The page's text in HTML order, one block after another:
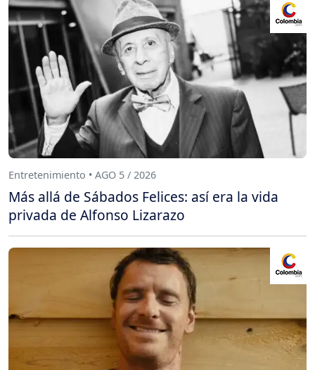
Entretenimiento • AGO 5 / 2026
Más allá de Sábados Felices: así era la vida
privada de Alfonso Lizarazo